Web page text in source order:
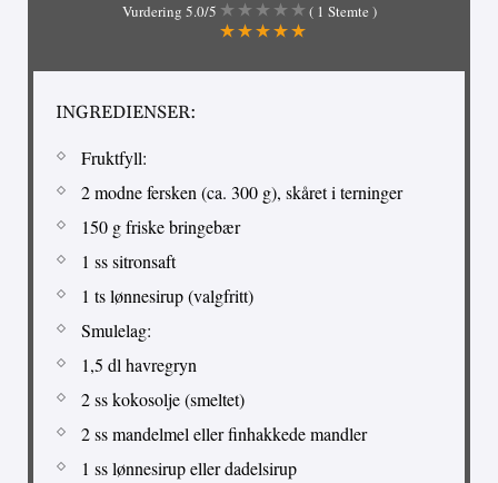
Vurdering 5.0/5 ( 1 Stemte )
INGREDIENSER:
Fruktfyll:
2 modne fersken (ca. 300 g), skåret i terninger
150 g friske bringebær
1 ss sitronsaft
1 ts lønnesirup (valgfritt)
Smulelag:
1,5 dl havregryn
2 ss kokosolje (smeltet)
2 ss mandelmel eller finhakkede mandler
1 ss lønnesirup eller dadelsirup